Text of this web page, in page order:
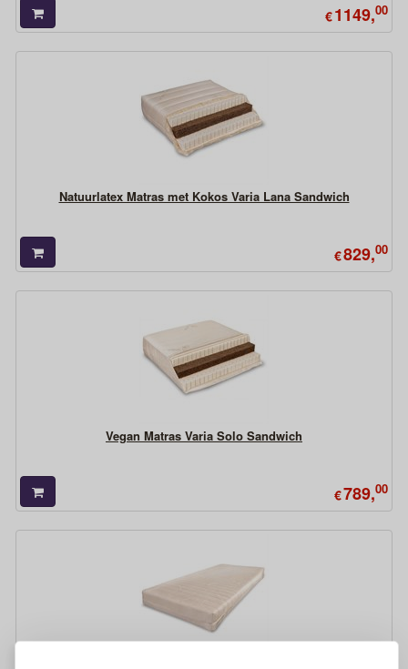
€1149,00
Natuurlatex Matras met Kokos Varia Lana Sandwich
€829,00
Vegan Matras Varia Solo Sandwich
€789,00